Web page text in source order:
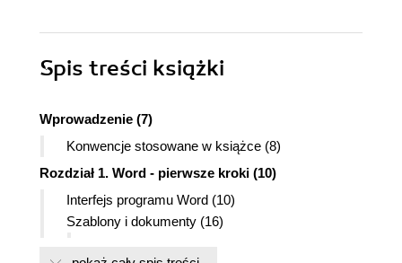
Spis treści książki
Wprowadzenie (7)
Konwencje stosowane w książce (8)
Rozdział 1. Word - pierwsze kroki (10)
Interfejs programu Word (10)
Szablony i dokumenty (16)